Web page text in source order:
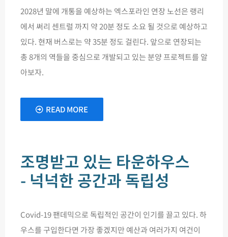
2028년 말에 개통을 예상하는 엑스포라인 연장 노선은 랭리
에서 써리 센트럴 까지 약 20분 정도 소요 될 것으로 예상하고
있다. 현재 버스로는 약 35분 정도 걸린다. 앞으로 연장되는
총 8개의 역들을 중심으로 개발되고 있는 분양 프로젝트를 알
아보자.
READ MORE
조명받고 있는 타운하우스
- 넉넉한 공간과 독립성
Covid-19 팬데믹으로 독립적인 공간이 인기를 끌고 있다. 하
우스를 구입한다면 가장 좋겠지만 예산과 여러가지 여건이